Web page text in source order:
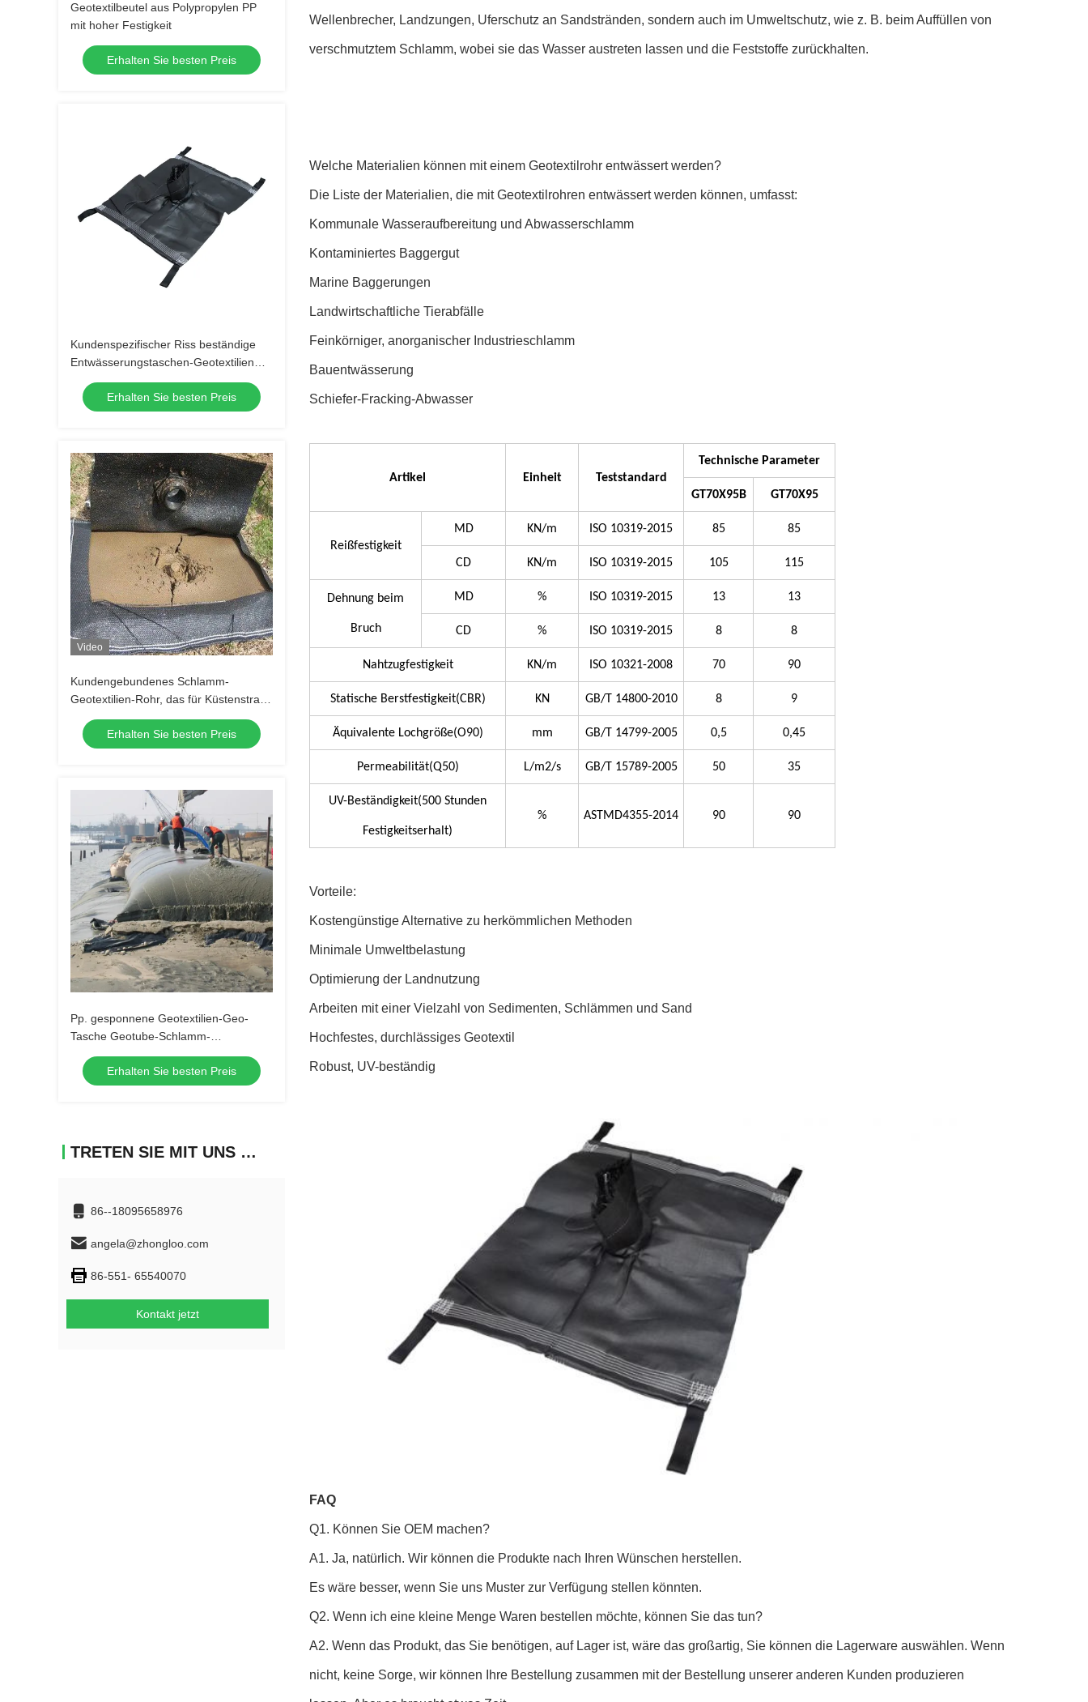
Geotextilbeutel aus Polypropylen PP
mit hoher Festigkeit
Erhalten Sie besten Preis
Kundenspezifischer Riss beständige
Entwässerungstaschen-Geotextilien
6x6ft Geotube
Erhalten Sie besten Preis
Video
Kundengebundenes Schlamm-
Geotextilien-Rohr, das für Küstenstrand
entwässert
Erhalten Sie besten Preis
Pp. gesponnene Geotextilien-Geo-
Tasche Geotube-Schlamm-
Entwässerung wasserdicht
Erhalten Sie besten Preis
TRETEN SIE MIT UNS IN VERBINDUNG
86--18095658976
angela@zhongloo.com
86-551- 65540070
Kontakt jetzt
Wellenbrecher, Landzungen, Uferschutz an Sandstränden, sondern auch im Umweltschutz, wie z. B. beim Auffüllen von
verschmutztem Schlamm, wobei sie das Wasser austreten lassen und die Feststoffe zurückhalten.
Welche Materialien können mit einem Geotextilrohr entwässert werden?
Die Liste der Materialien, die mit Geotextilrohren entwässert werden können, umfasst:
Kommunale Wasseraufbereitung und Abwasserschlamm
Kontaminiertes Baggergut
Marine Baggerungen
Landwirtschaftliche Tierabfälle
Feinkörniger, anorganischer Industrieschlamm
Bauentwässerung
Schiefer-Fracking-Abwasser
Artikel Einheit Teststandard
Technische Parameter
GT70X95B GT70X95
Reißfestigkeit
MD KN/m ISO 10319-2015 85 85
CD KN/m ISO 10319-2015 105 115
Dehnung beim
Bruch
MD % ISO 10319-2015 13 13
CD % ISO 10319-2015 8 8
Nahtzugfestigkeit KN/m ISO 10321-2008 70 90
Statische Berstfestigkeit(CBR) KN GB/T 14800-2010 8 9
Äquivalente Lochgröße(O90) mm GB/T 14799-2005 0,5 0,45
Permeabilität(Q50) L/m2/s GB/T 15789-2005 50 35
UV-Beständigkeit(500 Stunden
Festigkeitserhalt)
% ASTMD4355-2014 90 90
Vorteile:
Kostengünstige Alternative zu herkömmlichen Methoden
Minimale Umweltbelastung
Optimierung der Landnutzung
Arbeiten mit einer Vielzahl von Sedimenten, Schlämmen und Sand
Hochfestes, durchlässiges Geotextil
Robust, UV-beständig
FAQ
Q1. Können Sie OEM machen?
A1. Ja, natürlich. Wir können die Produkte nach Ihren Wünschen herstellen.
Es wäre besser, wenn Sie uns Muster zur Verfügung stellen könnten.
Q2. Wenn ich eine kleine Menge Waren bestellen möchte, können Sie das tun?
A2. Wenn das Produkt, das Sie benötigen, auf Lager ist, wäre das großartig, Sie können die Lagerware auswählen. Wenn
nicht, keine Sorge, wir können Ihre Bestellung zusammen mit der Bestellung unserer anderen Kunden produzieren